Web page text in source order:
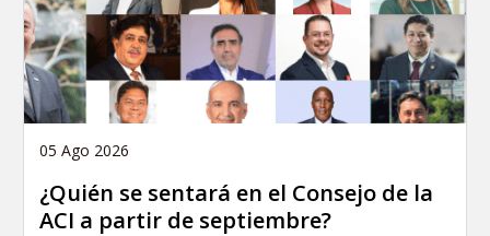
05 Ago 2026
¿Quién se sentará en el Consejo de la
ACI a partir de septiembre?